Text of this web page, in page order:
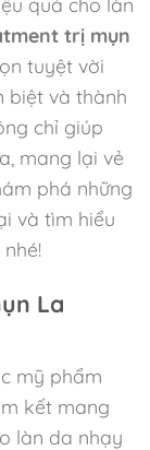
trị mụn
tuyệt vời
biệt và thành
chỉ giúp
mang lại vẻ
phá những
và tìm hiểu
La
mỹ phẩm
kết mang
làn da nhạy